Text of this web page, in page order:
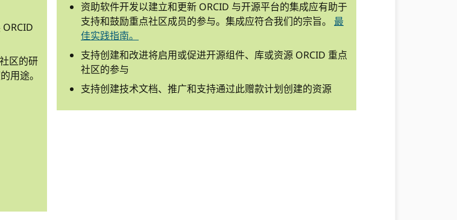
区的研
用途。
资助软件开发以建立和更新 ORCID 与开源平台的集成应有助于
支持和鼓励重点社区成员的参与。集成应符合我们的宗旨。 最
佳实践指南。
支持创建和改进将启用或促进开源组件、库或资源 ORCID 重点
社区的参与
支持创建技术文档、推广和支持通过此赠款计划创建的资源